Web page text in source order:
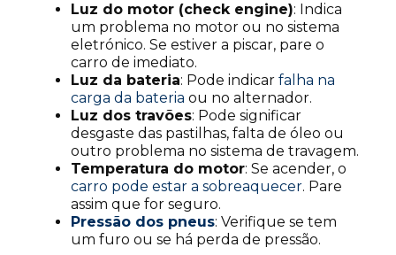
Luz do motor (check engine): Indica
um problema no motor ou no sistema
eletrónico. Se estiver a piscar, pare o
carro de imediato.
Luz da bateria: Pode indicar falha na
carga da bateria ou no alternador.
Luz dos travões: Pode significar
desgaste das pastilhas, falta de óleo ou
outro problema no sistema de travagem.
Temperatura do motor: Se acender, o
carro pode estar a sobreaquecer. Pare
assim que for seguro.
Pressão dos pneus: Verifique se tem
um furo ou se há perda de pressão.